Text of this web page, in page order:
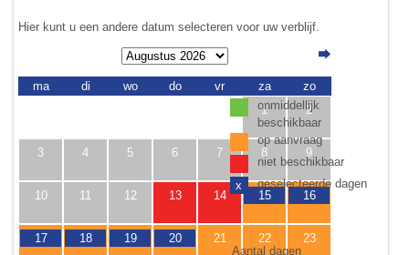
Hier kunt u een andere datum selecteren voor uw verblijf.
ma di wo do vr za
zo
1
2
3 4 5 6 7 8 9
10 11 12 13 14 15 16
17 18 19 20 21 22 23
onmiddellijk
beschikbaar
op aanvraag
niet beschikbaar
x
geselecteerde dagen
Aantal dagen